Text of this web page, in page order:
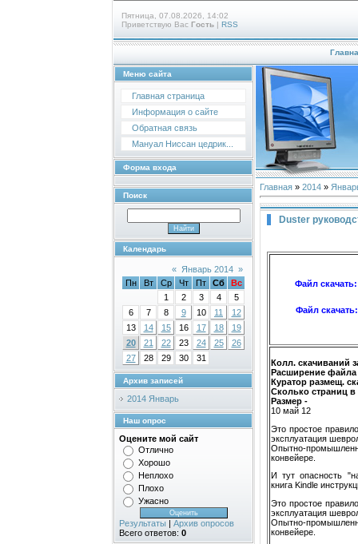
Пятница, 07.08.2026, 14:02
Приветствую Вас Гость | RSS
Меню сайта
Главная страница
Информация о сайте
Обратная связь
Мануал Ниссан цедрик...
Форма входа
Поиск
Календарь
« Январь 2014 »
Пн
Вт Ср Чт Пт Сб
Вс
1
2 3 4
5
6
7 8 9 10 11
12
13
14 15 16 17 18
19
20
21 22 23 24 25
26
27
28 29 30 31
Архив записей
2014 Январь
Наш опрос
Оцените мой сайт
Отлично
Хорошо
Неплохо
Плохо
Ужасно
Результаты | Архив опросов
Всего ответов: 0
Главная » 2014 »
Duster
Файл
Файл
Колл. скачиваний
Расширение
Куратор размещ.
Сколько страниц
Размер -
10 май 12
Это простое
эксплуатация
Опытно-
конвейере.
И тут опасность
книга Kindle
Это простое
эксплуатация
Опытно-
конвейере.